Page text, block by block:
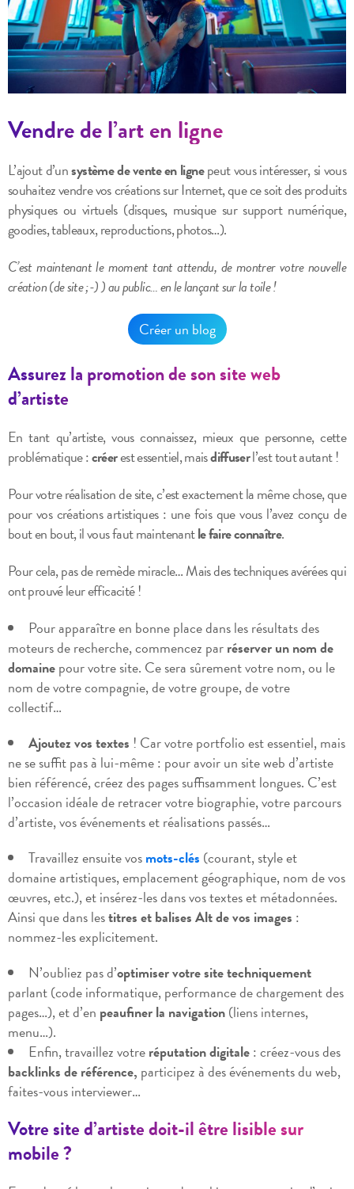
Vendre de l’art en ligne
L’ajout d’unsystème de vente en lignepeut vous intéresser, si vous
souhaitez vendre vos créations sur Internet, que ce soit des produits
physiques ou virtuels (disques, musique sur support numérique,
goodies, tableaux, reproductions, photos…).
C’est maintenant le moment tant attendu, de montrer votre nouvelle
création (de site ;-) ) au public… en le lançant sur la toile !
Créer un blog
Assurez la promotion de son site web
d’artiste
En tant qu’artiste, vous connaissez, mieux que personne, cette
problématique :créerest essentiel, maisdiffuserl’est tout autant !
Pour votre réalisation de site, c’est exactement la même chose, que
pour vos créations artistiques : une fois que vous l’avez conçu de
bout en bout, il vous faut maintenantle faire connaître.
Pour cela, pas de remède miracle… Mais des techniques avérées qui
ont prouvé leur efficacité !
Pour apparaître en bonne place dans les résultats des
moteurs de recherche, commencez parréserver un nom de
domainepour votre site. Ce sera sûrement votre nom, ou le
nom de votre compagnie, de votre groupe, de votre
collectif…
Ajoutez vos textes ! Car votre portfolio est essentiel, mais
ne se suffit pas à lui-même : pour avoir un site web d’artiste
bien référencé, créez des pages suffisamment longues. C’est
l’occasion idéale de retracer votre biographie, votre parcours
d’artiste, vos événements et réalisations passés…
Travaillez ensuite vosmots-clés (courant, style et
domaine artistiques, emplacement géographique, nom de vos
œuvres, etc.), et insérez-les dans vos textes et métadonnées.
Ainsi que dans lestitres et balises Alt de vos images :
nommez-les explicitement.
N’oubliez pas d’optimiser votre site techniquement
parlant (code informatique, performance de chargement des
pages…), et d’en peaufiner la navigation(liens internes,
menu…).
Enfin, travaillez votreréputation digitale: créez-vous des
backlinks de référence, participez à des événements du web,
faites-vous interviewer…
Votre site d’artiste doit-il être lisible sur
mobile ?